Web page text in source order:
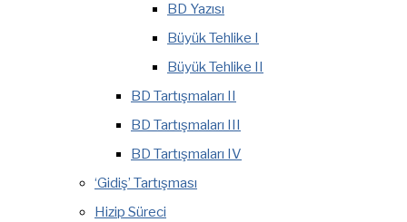
BD Yazısı
Büyük Tehlike I
Büyük Tehlike II
BD Tartışmaları II
BD Tartışmaları III
BD Tartışmaları IV
‘Gidiş’ Tartışması
Hizip Süreci